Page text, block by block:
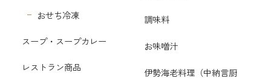
おせち冷凍
スープ・スープカレー
レストラン商品
調味料
お味噌汁
伊勢海老料理（中納言厨